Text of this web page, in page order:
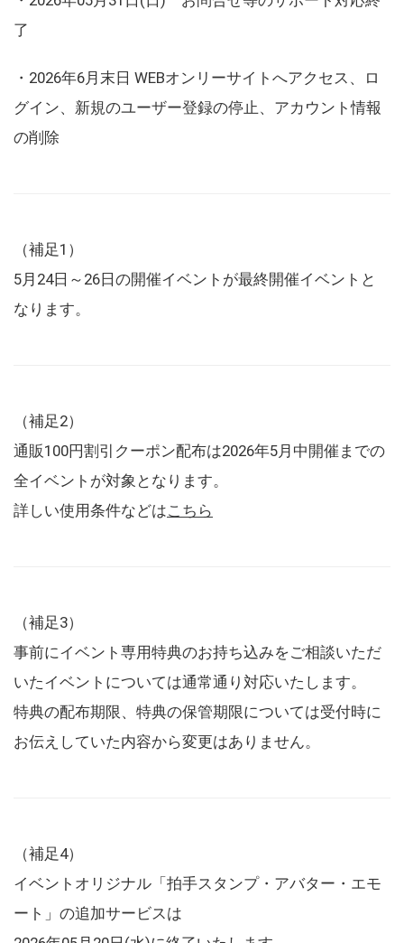
了
・2026年6月末日 WEBオンリーサイトへアクセス、ロ
グイン、新規のユーザー登録の停止、アカウント情報
の削除
（補足1）
5月24日～26日の開催イベントが最終開催イベントと
なります。
（補足2）
通販100円割引クーポン配布は2026年5月中開催までの
全イベントが対象となります。
詳しい使用条件などはこちら
（補足3）
事前にイベント専用特典のお持ち込みをご相談いただ
いたイベントについては通常通り対応いたします。
特典の配布期限、特典の保管期限については受付時に
お伝えしていた内容から変更はありません。
（補足4）
イベントオリジナル「拍手スタンプ・アバター・エモ
ート」の追加サービスは